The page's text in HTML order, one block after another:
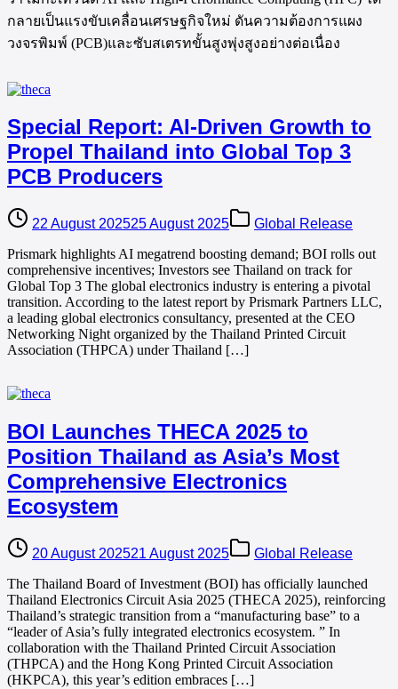
กลายเป็นแรงขับเคลื่อนเศรษฐกิจใหม่ ดันความต้องการแผง
วงจรพิมพ์ (PCB)และซับสเตรทขั้นสูงพุ่งสูงอย่างต่อเนื่อง
Special Report: AI-Driven Growth to
Propel Thailand into Global Top 3
PCB Producers
22 August 202525 August 2025
Global Release
Prismark highlights AI megatrend boosting demand; BOI rolls out
comprehensive incentives; Investors see Thailand on track for
Global Top 3 The global electronics industry is entering a pivotal
transition. According to the latest report by Prismark Partners LLC,
a leading global electronics consultancy, presented at the CEO
Networking Night organized by the Thailand Printed Circuit
Association (THPCA) under Thailand […]
BOI Launches THECA 2025 to
Position Thailand as Asia’s Most
Comprehensive Electronics
Ecosystem
20 August 202521 August 2025
Global Release
The Thailand Board of Investment (BOI) has officially launched
Thailand Electronics Circuit Asia 2025 (THECA 2025), reinforcing
Thailand’s strategic transition from a “manufacturing base” to a
“leader of Asia’s fully integrated electronics ecosystem. ” In
collaboration with the Thailand Printed Circuit Association
(THPCA) and the Hong Kong Printed Circuit Association
(HKPCA), this year’s edition embraces […]